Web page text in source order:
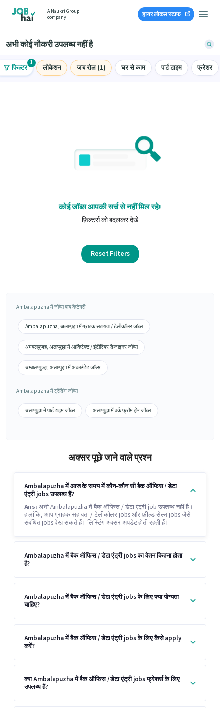
A Naukri Group
company
हायर लोकल स्टाफ
अभी कोई नौकरी उपलब्ध नहीं है
फिल्टर
1
लोकेशन जाब रोल (1) घर से काम पार्ट टाइम फ्रेशर
कोई जॉब्स आपकी सर्च से नहीं मिल रहे!
फ़िल्टर्स को बदलकर देखें
Reset Filters
Ambalapuzha में जॉब्स बाय कैटेगरी
Ambalapuzha, अलाप्पुझा में ग्राहक सहायता / टेलीकॉलर जॉब्स
अमबलपुज़ह, अलाप्पुझा में आर्किटेक्ट / इंटीरियर डिजाइनर जॉब्स
अम्बालप्पुज़्हा, अलाप्पुझा में अकाउंटेंट जॉब्स
Ambalapuzha में ट्रेंडिंग जॉब्स
अलाप्पुझा में पार्ट टाइम जॉब्स अलाप्पुझा में वर्क फ्रॉम होम जॉब्स
अक्सर पूछे जाने वाले प्रश्न
Ambalapuzha में आज के समय में कौन-कौन सी बैक ऑफिस / डेटा
एंट्री jobs उपलब्ध हैं?
Ans: अभी Ambalapuzha में बैक ऑफिस / डेटा एंट्री job उपलब्ध नहीं है।
हालांकि, आप ग्राहक सहायता / टेलीकॉलर jobs और फ़ील्ड सेल्स jobs जैसे
संबंधित jobs देख सकते हैं। लिस्टिंग अक्सर अपडेट होती रहती हैं।
Ambalapuzha में बैक ऑफिस / डेटा एंट्री jobs का वेतन कितना होता
है?
Ambalapuzha में बैक ऑफिस / डेटा एंट्री jobs के लिए क्या योग्यता
चाहिए?
Ambalapuzha में बैक ऑफिस / डेटा एंट्री jobs के लिए कैसे apply
करें?
क्या Ambalapuzha में बैक ऑफिस / डेटा एंट्री jobs फ्रेशर्स के लिए
उपलब्ध हैं?